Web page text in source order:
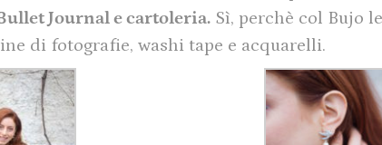
Journal e cartoleria. Sì, perchè col Bujo
di fotografie, washi tape e acquarelli.